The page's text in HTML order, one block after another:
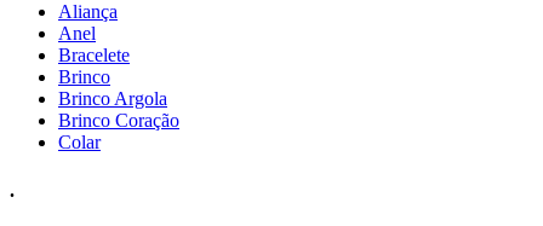
Aliança
Anel
Bracelete
Brinco
Brinco Argola
Brinco Coração
Colar
.